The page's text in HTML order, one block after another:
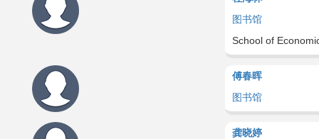
图书馆
School of
傅春晖
图书馆
龚晓婷